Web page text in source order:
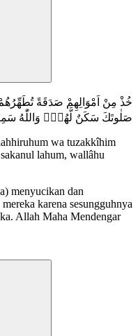
خُذْ مِنْ اَمْوَالِهِمْ صَدَقَةً
صَلٰوتَكَ سَكَنٌ لَّهُمْۗ وَاللّٰهُ
wa tuzakkîhim
lahum, wallâhu
menyucikan dan
karena sesungguhnya
Allah Maha Mendengar